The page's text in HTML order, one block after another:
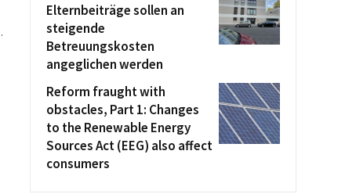
Elternbeiträge sollen an
steigende
Betreuungskosten
angeglichen werden
Reform fraught with
obstacles, Part 1: Changes
to the Renewable Energy
Sources Act (EEG) also affect
consumers